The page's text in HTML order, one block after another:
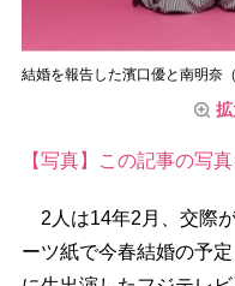
結婚を報告した濱口優と南明奈
拡
【写真】この記事の写
2人は14年2月、交際
ーツ紙で今春結婚の予